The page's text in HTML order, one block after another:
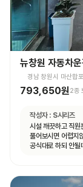
뉴창원 자동차
경남 창원시 마산합
793,650원2종
작성자 : S시리즈
시설 깨끗하고 직원
풀어보시면 어렵지
공식대로 하되 안될